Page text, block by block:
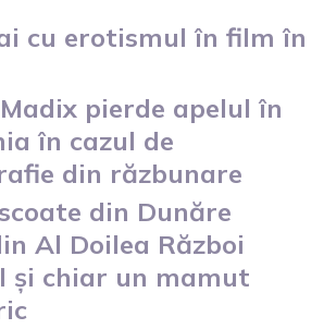
cu erotismul în film în
pierde apelul în
în cazul de
din răzbunare
din Dunăre
Al Doilea Război
și chiar un mamut